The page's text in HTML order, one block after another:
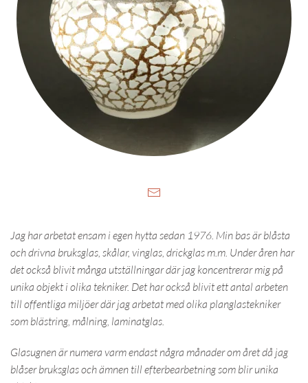
Jag har arbetat ensam i egen hytta sedan 1976. Min bas är blåsta
och drivna bruksglas, skålar, vinglas, drickglas m.m. Under åren har
det också blivit många utställningar där jag koncentrerar mig på
unika objekt i olika tekniker. Det har också blivit ett antal arbeten
till offentliga miljöer där jag arbetat med olika planglastekniker
som blästring, målning, laminatglas.
Glasugnen är numera varm endast några månader om året då jag
blåser bruksglas och ämnen till efterbearbetning som blir unika